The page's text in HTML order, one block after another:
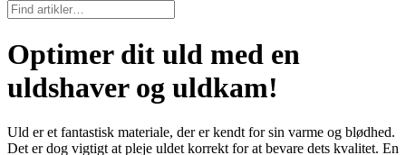
Optimer dit uld med en
uldshaver og uldkam!
Uld er et fantastisk materiale, der er kendt for sin varme og blødhed.
Det er dog vigtigt at pleje uldet korrekt for at bevare dets kvalitet. En